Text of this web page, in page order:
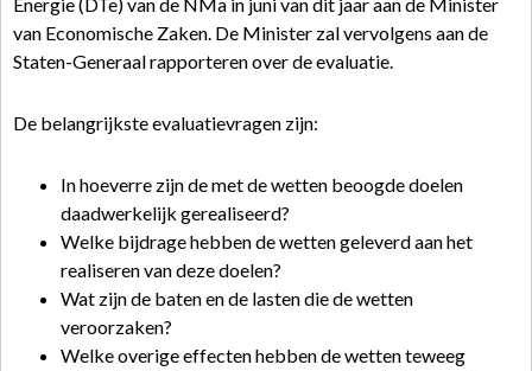
van Economische Zaken. De Minister zal vervolgens aan de
Staten-Generaal rapporteren over de evaluatie.
De belangrijkste evaluatievragen zijn:
In hoeverre zijn de met de wetten beoogde doelen
daadwerkelijk gerealiseerd?
Welke bijdrage hebben de wetten geleverd aan het
realiseren van deze doelen?
Wat zijn de baten en de lasten die de wetten
veroorzaken?
Welke overige effecten hebben de wetten teweeg